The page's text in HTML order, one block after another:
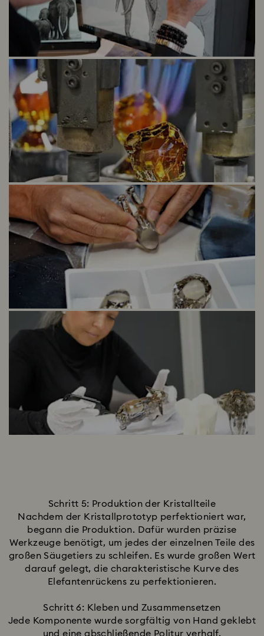
Schritt 5: Produktion der Kristallteile
Nachdem der Kristallprototyp perfektioniert war,
begann die Produktion. Dafür wurden präzise
Werkzeuge benötigt, um jedes der einzelnen Teile des
großen Säugetiers zu schleifen. Es wurde großen Wert
darauf gelegt, die charakteristische Kurve des
Elefantenrückens zu perfektionieren.
Schritt 6: Kleben und Zusammensetzen
Jede Komponente wurde sorgfältig von Hand geklebt
und eine abschließende Politur verhalf,